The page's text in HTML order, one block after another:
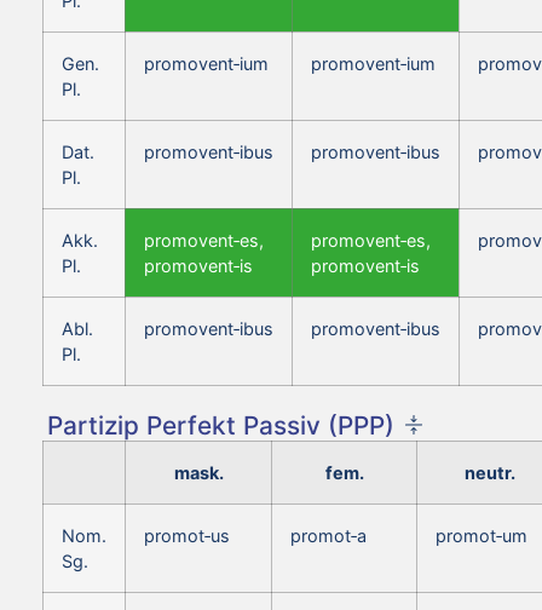
Gen.
Pl.
promovent‑ium promovent‑ium
Dat.
Pl.
promovent‑ibus promovent‑ibus
Akk.
Pl.
promovent‑es,
promovent‑is
promovent‑es,
promovent‑is
Abl.
Pl.
promovent‑ibus promovent‑ibus
Partizip Perfekt Passiv (PPP)
mask. fem. neutr.
Nom.
Sg.
promot‑us promot‑a promot‑um